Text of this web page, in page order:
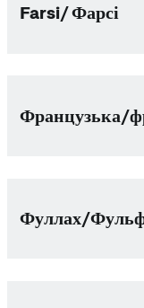
Farsi/ Фарсі
Французька/
Фуллах/